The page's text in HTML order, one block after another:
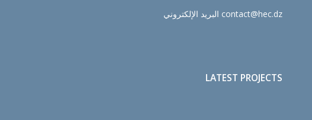
contact@hec.dz البريد الإلكتروني
LATEST PROJECTS